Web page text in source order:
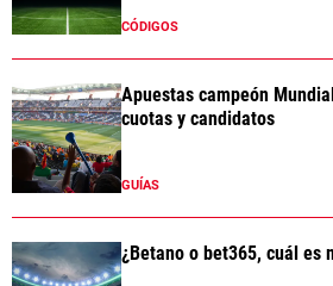
CÓDIGOS
Apuestas campeón
cuotas y candidatos
GUÍAS
¿Betano o bet365, cuál es